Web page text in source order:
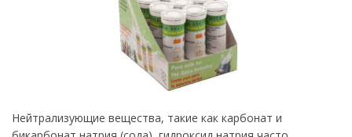
Нейтрализующие вещества, такие как карбонат и